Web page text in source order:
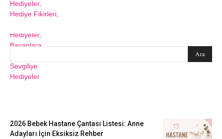
2026 Bebek Hastane Çantası Listesi: Anne
Adayları İçin Eksiksiz Rehber